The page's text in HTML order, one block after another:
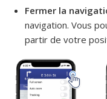
Fermer la
navigation. Vous
partir de votre